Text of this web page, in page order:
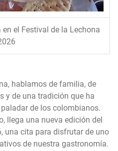
el Festival de la Lechona
hablamos de familia, de
y de una tradición que ha
de los colombianos.
llega una nueva edición del
una cita para disfrutar de uno
de nuestra gastronomía.